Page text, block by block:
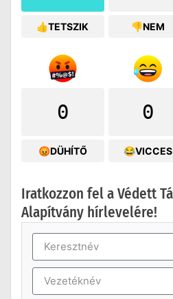
👍TETSZIK 👎NEM
0
😡DÜHÍTŐ
0
😂VICCES
Iratkozzon fel a Védett
Alapítvány hírlevelére!